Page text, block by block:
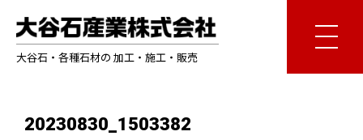
大谷石・各種石材の 加工・施工・販売
20230830_1503382